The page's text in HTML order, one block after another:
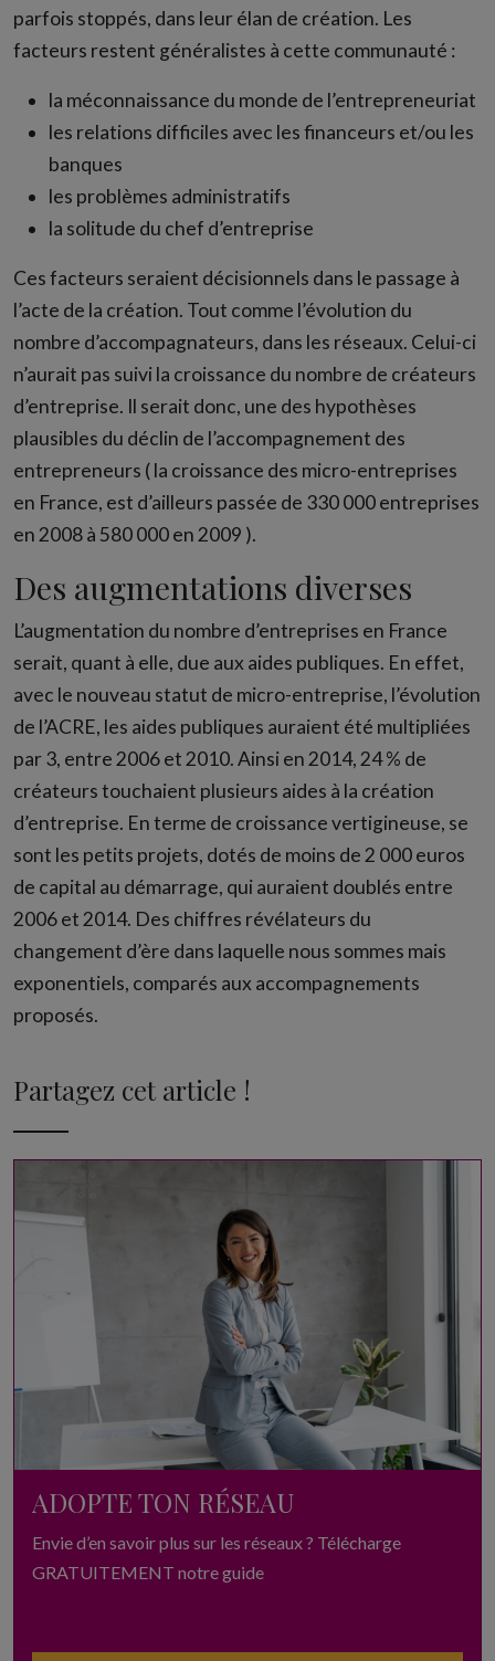
parfois stoppés, dans leur élan de création. Les
facteurs restent généralistes à cette communauté :
la méconnaissance du monde de l’entrepreneuriat
les relations difficiles avec les financeurs et/ou les
banques
les problèmes administratifs
la solitude du chef d’entreprise
Ces facteurs seraient décisionnels dans le passage à
l’acte de la création. Tout comme l’évolution du
nombre d’accompagnateurs, dans les réseaux. Celui-ci
n’aurait pas suivi la croissance du nombre de créateurs
d’entreprise. Il serait donc, une des hypothèses
plausibles du déclin de l’accompagnement des
entrepreneurs ( la croissance des micro-entreprises
en France, est d’ailleurs passée de 330 000 entreprises
en 2008 à 580 000 en 2009 ).
Des augmentations diverses
L’augmentation du nombre d’entreprises en France
serait, quant à elle, due aux aides publiques. En effet,
avec le nouveau statut de micro-entreprise, l’évolution
de l’ACRE, les aides publiques auraient été multipliées
par 3, entre 2006 et 2010. Ainsi en 2014, 24 % de
créateurs touchaient plusieurs aides à la création
d’entreprise. En terme de croissance vertigineuse, se
sont les petits projets, dotés de moins de 2 000 euros
de capital au démarrage, qui auraient doublés entre
2006 et 2014. Des chiffres révélateurs du
changement d’ère dans laquelle nous sommes mais
exponentiels, comparés aux accompagnements
proposés.
Partagez cet article !
ADOPTE TON RÉSEAU
Envie d’en savoir plus sur les réseaux ? Télécharge
GRATUITEMENT notre guide